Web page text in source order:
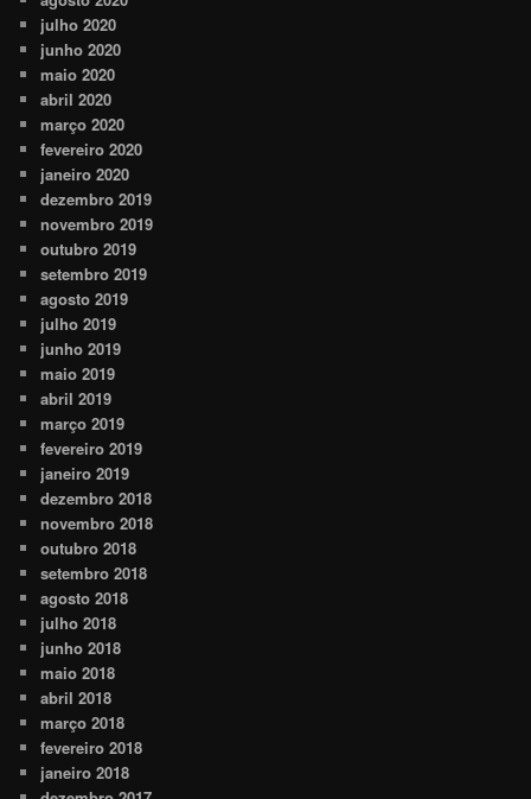
julho 2020
junho 2020
maio 2020
abril 2020
março 2020
fevereiro 2020
janeiro 2020
dezembro 2019
novembro 2019
outubro 2019
setembro 2019
agosto 2019
julho 2019
junho 2019
maio 2019
abril 2019
março 2019
fevereiro 2019
janeiro 2019
dezembro 2018
novembro 2018
outubro 2018
setembro 2018
agosto 2018
julho 2018
junho 2018
maio 2018
abril 2018
março 2018
fevereiro 2018
janeiro 2018